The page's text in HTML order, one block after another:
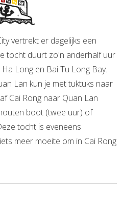
vertrekt er dagelijks een
tocht duurt zo'n anderhalf uur
Long en Bai Tu Long Bay.
Lan kun je met tuktuks naar
Cai Rong naar Quan Lan
boot (twee uur) of
tocht is eveneens
meer moeite om in Cai Rong